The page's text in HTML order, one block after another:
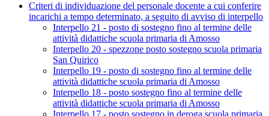
Criteri di individuazione del personale docente a cui conferire
incarichi a tempo determinato, a seguito di avviso di interpello
Interpello 21 - posto di sostegno fino al termine delle
attività didattiche scuola primaria di Amosso
Interpello 20 - spezzone posto sostegno scuola primaria
San Quirico
Interpello 19 - posto di sostegno fino al termine delle
attività didattiche scuola primaria di Amosso
Interpello 18 - posto sostegno fino al termine delle
attività didattiche scuola primaria di Amosso